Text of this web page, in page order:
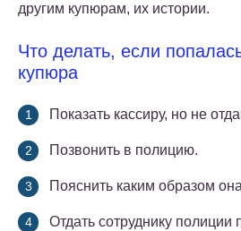
другим купюрам, их истории.
Что делать, если
купюра
Показать кассиру, но не
Позвонить в полицию.
Пояснить каким образом
Отдать сотруднику полиции